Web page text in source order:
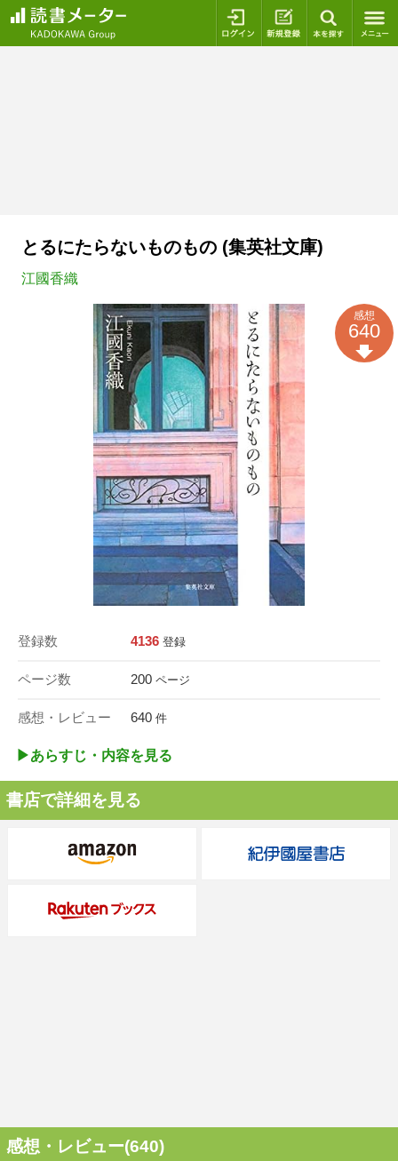
ログイン 新規登録
とるにたらないものもの (集英社文庫)
江國香織
登録数 4136 登録
ページ数 200 ページ
感想・レビュー 640 件
感想
640
▶︎あらすじ・内容を見る
書店で詳細を見る
感想・レビュー(640)